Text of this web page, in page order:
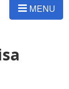
MENU